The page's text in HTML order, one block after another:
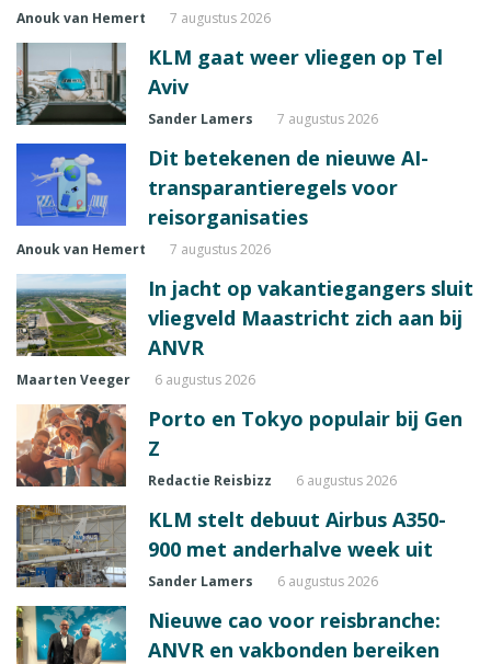
Anouk van Hemert 7 augustus 2026
KLM gaat weer vliegen op Tel
Aviv
Sander Lamers 7 augustus 2026
Dit betekenen de nieuwe AI-
transparantieregels voor
reisorganisaties
Anouk van Hemert 7 augustus 2026
In jacht op vakantiegangers sluit
vliegveld Maastricht zich aan bij
ANVR
Maarten Veeger 6 augustus 2026
Porto en Tokyo populair bij Gen
Z
Redactie Reisbizz 6 augustus 2026
KLM stelt debuut Airbus A350-
900 met anderhalve week uit
Sander Lamers 6 augustus 2026
Nieuwe cao voor reisbranche:
ANVR en vakbonden bereiken